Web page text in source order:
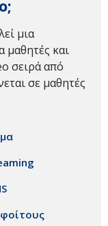
μια
και
σειρά από
σε μαθητές